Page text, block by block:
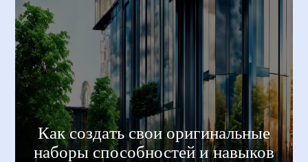
Как создать свои оригинальные
наборы способностей и навыков